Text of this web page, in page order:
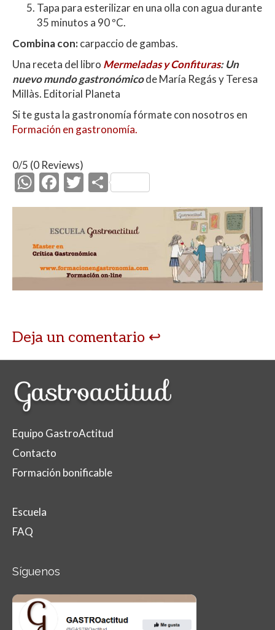
Tapa para esterilizar en una olla con agua durante
35 minutos a 90 ºC.
Combina con:carpaccio de gambas.
Una receta del libro Mermeladas y Confituras: Un
nuevo mundo gastronómicode María Regás y Teresa
Millàs. Editorial Planeta
Si te gusta la gastronomía fórmate con nosotros en
Formación en gastronomía.
0/5 (0 Reviews)
W
h
at
s
A
p
F
ac
e
b
o
o
T
w
itt
er
C
o
p
ar
ti
Deja un comentario
Equipo GastroActitud
Contacto
Formación bonificable
Escuela
FAQ
Síguenos